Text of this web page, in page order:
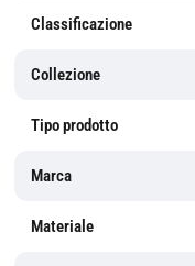
Classificazione
Collezione
Tipo prodotto
Marca
Materiale